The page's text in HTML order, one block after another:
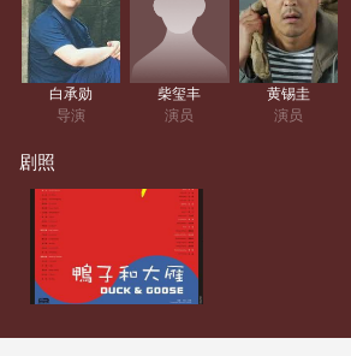
受的滋味却在心底蔓延。
白承勋
导演
柴玺丰
演员
黄锡圭
演员
剧照